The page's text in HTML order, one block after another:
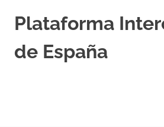
Plataforma
de España